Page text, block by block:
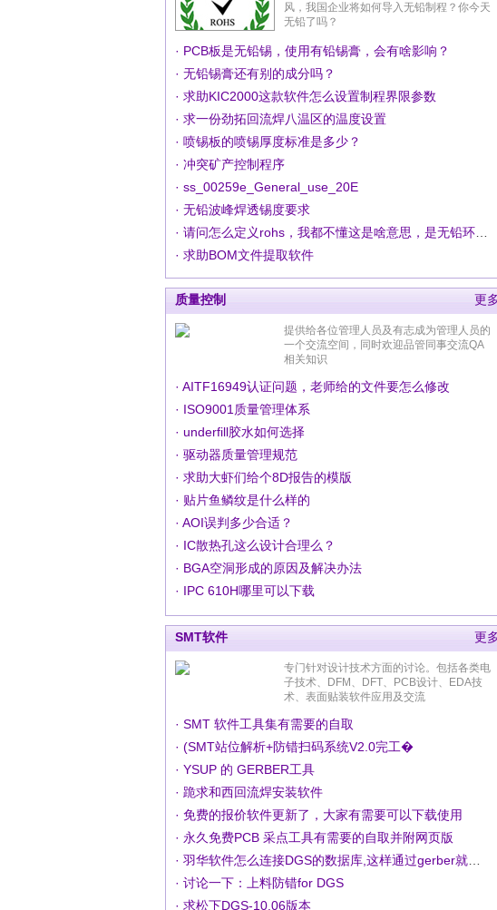
风，我国企业将如何导入无铅制程？你今天
无铅了吗？
· PCB板是无铅锡，使用有铅锡膏，会有啥影响？
· 无铅锡膏还有别的成分吗？
· 求助KIC2000这款软件怎么设置制程界限参数
· 求一份劲拓回流焊八温区的温度设置
· 喷锡板的喷锡厚度标准是多少？
· 冲突矿产控制程序
· ss_00259e_General_use_20E
· 无铅波峰焊透锡度要求
· 求助BOM文件提取软件
质量控制 更
提供给各位管理人员及有志成为管理人员的
一个交流空间，同时欢迎品管同事交流QA
相关知识
· AITF16949认证问题，老师给的文件要怎么修改
· ISO9001质量管理体系
· underfill胶水如何选择
· 驱动器质量管理规范
· 求助大虾们给个8D报告的模版
· 贴片鱼鳞纹是什么样的
· AOI误判多少合适？
· IC散热孔这么设计合理么？
· BGA空洞形成的原因及解决办法
· IPC 610H哪里可以下载
SMT软件 更
专门针对设计技术方面的讨论。包括各类电
子技术、DFM、DFT、PCB设计、EDA技
术、表面贴装软件应用及交流
· SMT 软件工具集有需要的自取
· (SMT站位解析+防错扫码系统V2.0完工�
· YSUP 的 GERBER工具
· 跪求和西回流焊安装软件
· 免费的报价软件更新了，大家有需要可以下载使用
· 永久免费PCB 采点工具有需要的自取并附网页版
· 讨论一下：上料防错for DGS
· 求松下DGS-10.06版本